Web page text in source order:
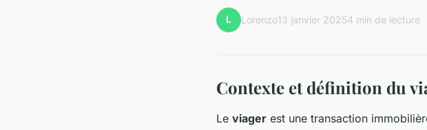
L Lorenzo13 janvier 20254 min de lecture
Contexte et définition du
Le viager est une transaction